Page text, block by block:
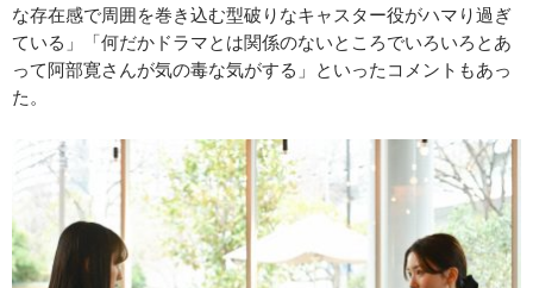
な存在感で周囲を巻き込む型破りなキャスター役がハマり過ぎ
ている」「何だかドラマとは関係のないところでいろいろとあ
って阿部寛さんが気の毒な気がする」といったコメントもあっ
た。